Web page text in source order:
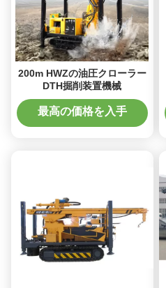
200m HWZの油圧クローラー
DTH掘削装置機械
最高の価格を入手